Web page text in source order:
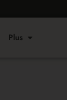
Plus